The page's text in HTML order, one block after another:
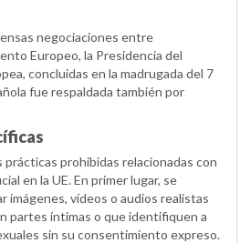
negociaciones entre
Europeo, la Presidencia del
concluidas en la madrugada del 7
fue respaldada también por
prohibidas relacionadas con
en la UE. En primer lugar, se
imágenes, vídeos o audios realistas
partes íntimas o que identifiquen a
sin su consentimiento expreso.